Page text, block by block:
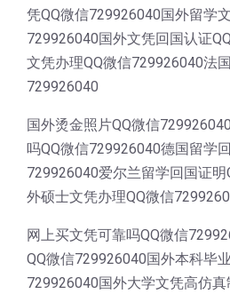
凭QQ微信729926040国外留学
729926040国外文凭回国认证
文凭办理QQ微信729926040法
729926040
国外烫金照片QQ微信
吗QQ微信729926040德国留学
729926040爱尔兰留学回国证
外硕士文凭办理QQ微信
网上买文凭可靠吗QQ微信
QQ微信729926040国外本科毕
729926040国外大学文凭高仿真